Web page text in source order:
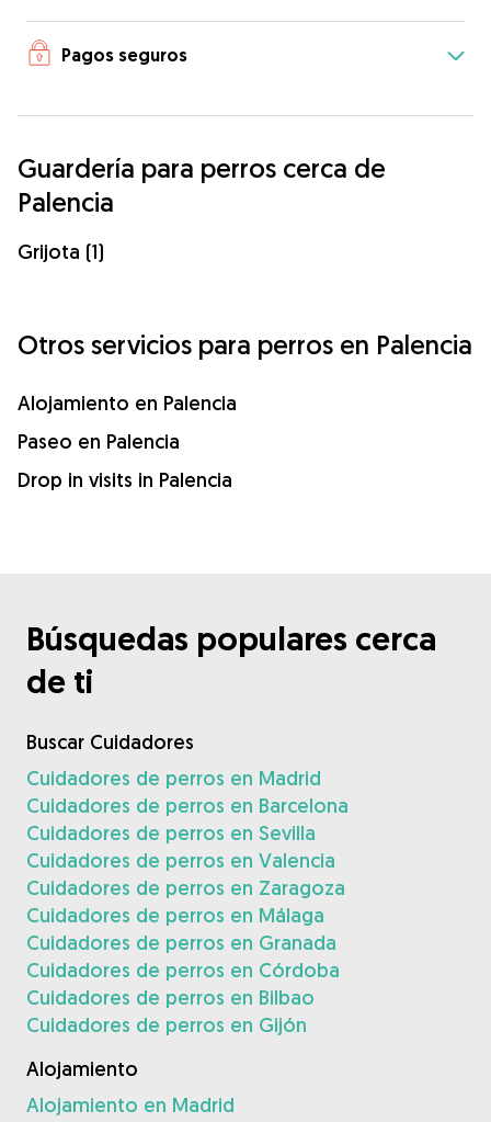
Pagos seguros
Guardería para perros cerca de
Palencia
Grijota (1)
Otros servicios para perros en Palencia
Alojamiento en Palencia
Paseo en Palencia
Drop in visits in Palencia
Búsquedas populares cerca
de ti
Buscar Cuidadores
Cuidadores de perros en Madrid
Cuidadores de perros en Barcelona
Cuidadores de perros en Sevilla
Cuidadores de perros en Valencia
Cuidadores de perros en Zaragoza
Cuidadores de perros en Málaga
Cuidadores de perros en Granada
Cuidadores de perros en Córdoba
Cuidadores de perros en Bilbao
Cuidadores de perros en Gijón
Alojamiento
Alojamiento en Madrid